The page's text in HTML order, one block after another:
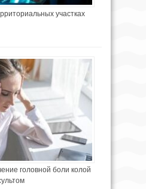
участках
головной боли колой